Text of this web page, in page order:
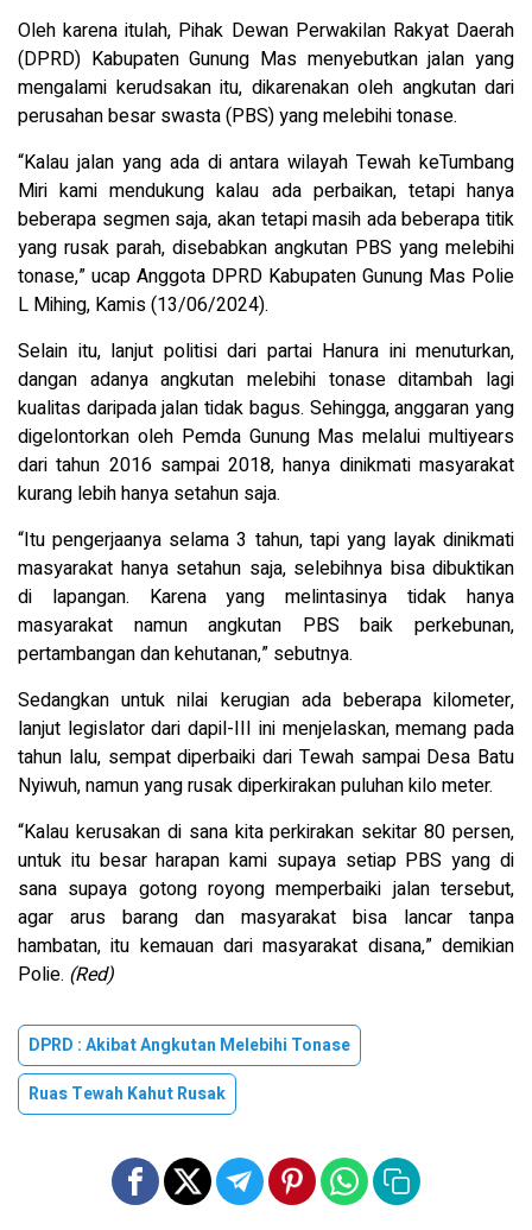
Oleh karena itulah, Pihak Dewan Perwakilan Rakyat Daerah
(DPRD) Kabupaten Gunung Mas menyebutkan jalan yang
mengalami kerudsakan itu, dikarenakan oleh angkutan dari
perusahan besar swasta (PBS) yang melebihi tonase.
“Kalau jalan yang ada di antara wilayah Tewah keTumbang
Miri kami mendukung kalau ada perbaikan, tetapi hanya
beberapa segmen saja, akan tetapi masih ada beberapa titik
yang rusak parah, disebabkan angkutan PBS yang melebihi
tonase,” ucap Anggota DPRD Kabupaten Gunung Mas Polie
L Mihing, Kamis (13/06/2024).
Selain itu, lanjut politisi dari partai Hanura ini menuturkan,
dangan adanya angkutan melebihi tonase ditambah lagi
kualitas daripada jalan tidak bagus. Sehingga, anggaran yang
digelontorkan oleh Pemda Gunung Mas melalui multiyears
dari tahun 2016 sampai 2018, hanya dinikmati masyarakat
kurang lebih hanya setahun saja.
“Itu pengerjaanya selama 3 tahun, tapi yang layak dinikmati
masyarakat hanya setahun saja, selebihnya bisa dibuktikan
di lapangan. Karena yang melintasinya tidak hanya
masyarakat namun angkutan PBS baik perkebunan,
pertambangan dan kehutanan,” sebutnya.
Sedangkan untuk nilai kerugian ada beberapa kilometer,
lanjut legislator dari dapil-III ini menjelaskan, memang pada
tahun lalu, sempat diperbaiki dari Tewah sampai Desa Batu
Nyiwuh, namun yang rusak diperkirakan puluhan kilo meter.
“Kalau kerusakan di sana kita perkirakan sekitar 80 persen,
untuk itu besar harapan kami supaya setiap PBS yang di
sana supaya gotong royong memperbaiki jalan tersebut,
agar arus barang dan masyarakat bisa lancar tanpa
hambatan, itu kemauan dari masyarakat disana,” demikian
Polie. (Red)
DPRD : Akibat Angkutan Melebihi Tonase
Ruas Tewah Kahut Rusak